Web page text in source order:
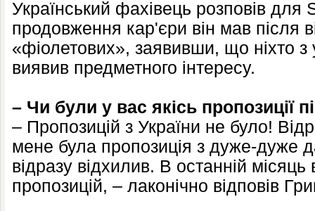
Український фахівець розповів для
продовження кар'єри він мав після
«фіолетових», заявивши, що ніхто з
виявив предметного інтересу.
– Чи були у вас якісь пропозиції
– Пропозицій з України не було!
мене була пропозиція з дуже-дуже
відразу відхилив. В останній
пропозицій, – лаконічно відповів